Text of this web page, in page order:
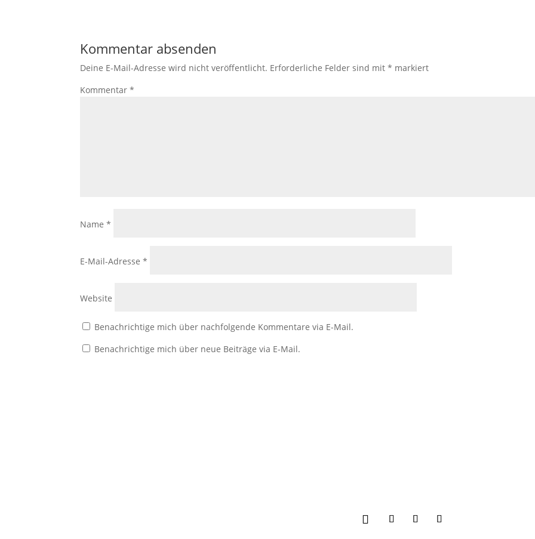
Kommentar absenden
Deine E-Mail-Adresse wird nicht veröffentlicht. Erforderliche Felder sind mit* markiert
Kommentar*
Name*
E-Mail-Adresse*
Website
Benachrichtige mich über nachfolgende Kommentare via E-Mail.
Benachrichtige mich über neue Beiträge via E-Mail.